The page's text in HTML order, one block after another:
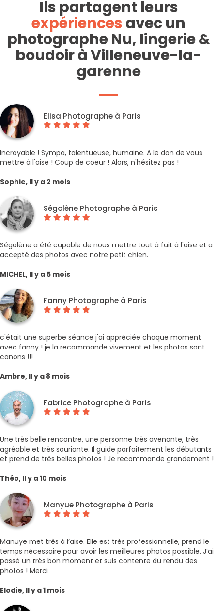
Ils partagent leurs
expériencesavec un
photographe Nu, lingerie &
boudoir à Villeneuve-la-
garenne
Elisa Photographe à Paris
Incroyable ! Sympa, talentueuse, humaine. A le don de vous
mettre à l'aise ! Coup de coeur ! Alors, n'hésitez pas !
Sophie, Il y a 2 mois
Ségolène Photographe à Paris
Ségolène a été capable de nous mettre tout à fait à l'aise et a
accepté des photos avec notre petit chien.
MICHEL, Il y a 5 mois
Fanny Photographe à Paris
c'était une superbe séance j'ai appréciée chaque moment
avec fanny ! je la recommande vivement et les photos sont
canons !!!
Ambre, Il y a 8 mois
Fabrice Photographe à Paris
Une très belle rencontre, une personne très avenante, très
agréable et très souriante. Il guide parfaitement les débutants
et prend de très belles photos ! Je recommande grandement !
Théo, Il y a 10 mois
Manyue Photographe à Paris
Manuye met très à l’aise. Elle est très professionnelle, prend le
temps nécessaire pour avoir les meilleures photos possible. J’ai
passé un très bon moment et suis contente du rendu des
photos ! Merci
Elodie, Il y a 1 mois